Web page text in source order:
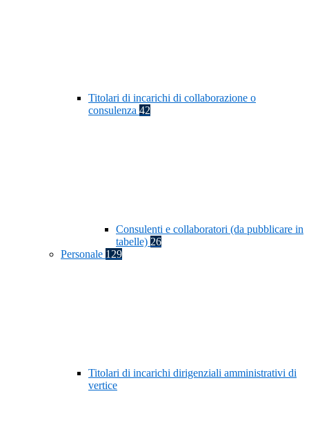
Titolari di incarichi di collaborazione o
consulenza 42
Consulenti e collaboratori (da pubblicare in
tabelle) 26
Personale 129
Titolari di incarichi dirigenziali amministrativi di
vertice